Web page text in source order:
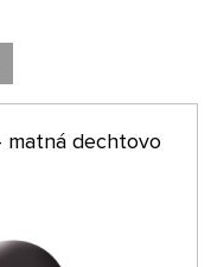
STRÁNKE
matná dechtovo